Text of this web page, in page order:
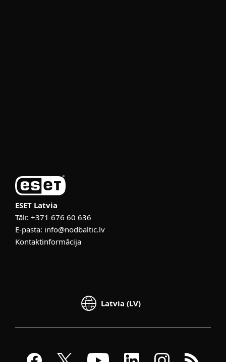
ESET Latvia
Tālr. +371 676 60 636
E-pasta: info@nodbaltic.lv
Kontaktinformācija
Latvia (LV)